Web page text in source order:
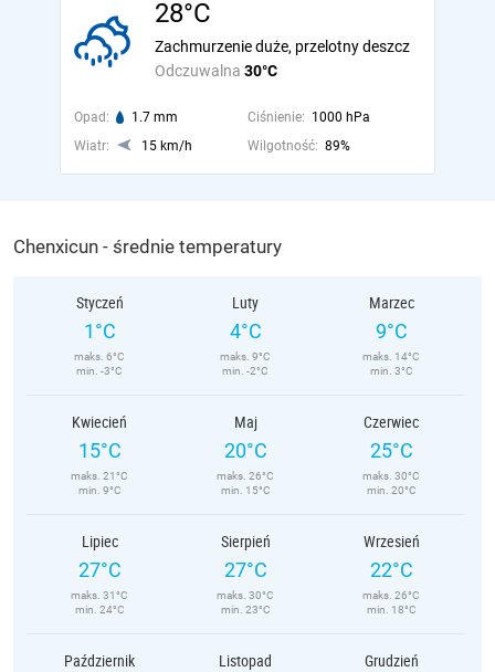
28°C
Odczuwalna 30°C
Zachmurzenie duże, przelotny deszcz
Opad: 1.7 mm Ciśnienie: 1000 hPa
Wiatr:
15 km/h Wilgotność: 89%
Chenxicun - średnie temperatury
Styczeń
1°C
maks. 6°C
min. -3°C
Luty
4°C
maks. 9°C
min. -2°C
Marzec
9°C
maks. 14°C
min. 3°C
Kwiecień
15°C
maks. 21°C
min. 9°C
Maj
20°C
maks. 26°C
min. 15°C
Czerwiec
25°C
maks. 30°C
min. 20°C
Lipiec
27°C
maks. 31°C
min. 24°C
Sierpień
27°C
maks. 30°C
min. 23°C
Wrzesień
22°C
maks. 26°C
min. 18°C
Październik Listopad Grudzień